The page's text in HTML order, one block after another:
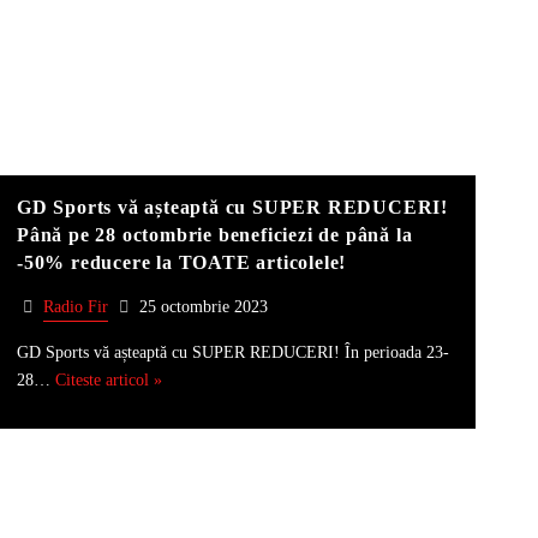
GD Sports vă așteaptă cu SUPER REDUCERI!
Până pe 28 octombrie beneficiezi de până la
-50% reducere la TOATE articolele!
Radio Fir 25 octombrie 2023
GD Sports vă așteaptă cu SUPER REDUCERI! În perioada 23-
28… Citeste articol »